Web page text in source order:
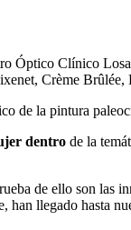
Óptico Clínico
Crème Brûlée,
de la pintura
dentro de la
de ello son las
han llegado hasta